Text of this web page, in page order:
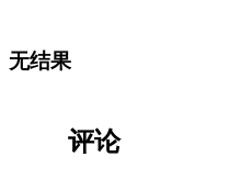
无结果
评论